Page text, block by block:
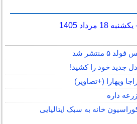
مرداد 1405
منتشر شد
جدید خود را کشید!
ویهارا (+تصاویر)
داره
خانه به سبک ایتالیایی